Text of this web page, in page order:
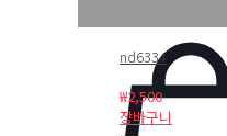
nd6334
₩2,500
장바구니